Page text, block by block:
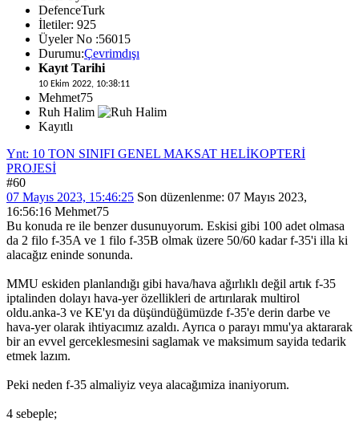
DefenceTurk
İletiler: 925
Üyeler No :56015
Durumu:Çevrimdışı
Kayıt Tarihi
10 Ekim 2022, 10:38:11
Mehmet75
Ruh Halim
Kayıtlı
Ynt: 10 TON SINIFI GENEL MAKSAT HELİKOPTERİ
PROJESİ
#60
07 Mayıs 2023, 15:46:25 Son düzenlenme: 07 Mayıs 2023,
16:56:16 Mehmet75
Bu konuda re ile benzer dusunuyorum. Eskisi gibi 100 adet olmasa
da 2 filo f-35A ve 1 filo f-35B olmak üzere 50/60 kadar f-35'i illa ki
alacağız eninde sonunda.
MMU eskiden planlandığı gibi hava/hava ağırlıklı değil artık f-35
iptalinden dolayı hava-yer özellikleri de artırılarak multirol
oldu.anka-3 ve KE'yı da düşündüğümüzde f-35'e derin darbe ve
hava-yer olarak ihtiyacımız azaldı. Ayrıca o parayı mmu'ya aktararak
bir an evvel gerceklesmesini saglamak ve maksimum sayida tedarik
etmek lazım.
Peki neden f-35 almaliyiz veya alacağımiza inaniyorum.
4 sebeple;